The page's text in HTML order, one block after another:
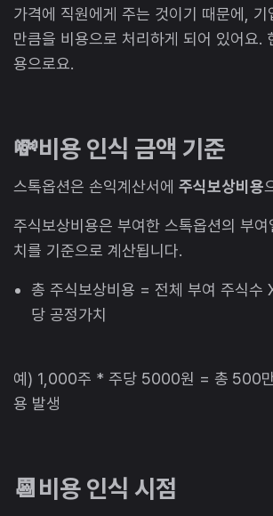
가격에 직원에게 주는 것이기 때문에, 기
만큼을 비용으로 처리하게 되어 있어요.
용으로요.
💸비용 인식 금액 기준
스톡옵션은 손익계산서에 주식보상비용
주식보상비용은 부여한 스톡옵션의 부
치를 기준으로 계산됩니다.
총 주식보상비용 = 전체 부여 주식수
당 공정가치
예) 1,000주 * 주당 5000원 = 총 500만
용 발생
📆비용 인식 시점